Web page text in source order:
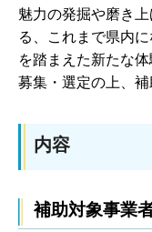
魅力の発掘や磨き
る、これまで県内
を踏まえた新たな
募集・選定の上、補
内容
補助対象事業